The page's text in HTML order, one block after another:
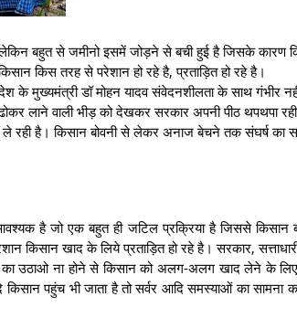
लेकिन बहुत से जमीनो इसमें जोड़ने से बची हुई है जिसके कारण
किस तरह से परेशान हो रहे है, प्रताड़ित हो रहे है।
के मुख्यमंत्री डॉ मोहन यादव संवेदनशीलता के साथ गंभीर
लाने वाली भीड़ को देखकर सरकार अपनी पीठ थपथपा
ले रही है। किसान बोवनी से लेकर अनाज बेचने तक संघर्ष का
आवश्यक है जो एक बहुत ही जटिल प्रक्रिया है जिससे किसान
किसान खाद के लिये प्रताड़ित हो रहे है। सरकार,
का उठाओ ना होने से किसान को अलग-अलग खाद लेने के
पहुंच भी जाता है तो सर्वर आदि समस्याओं का सामना